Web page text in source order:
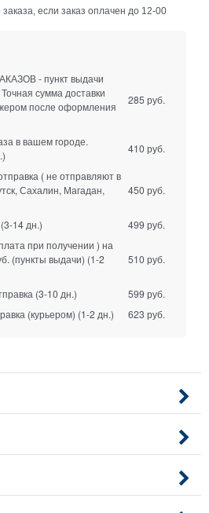
заказа, если заказ оплачен до 12-00
- пункт выдачи
сумма доставки
после оформления
285 руб.
в вашем городе.
410 руб.
( не отправляют в
Сахалин, Магадан,
450 руб.
(3-14 дн.)
499 руб.
при получении ) на
(пункты выдачи) (1-2
510 руб.
(3-10 дн.)
599 руб.
(курьером) (1-2 дн.) 623 руб.